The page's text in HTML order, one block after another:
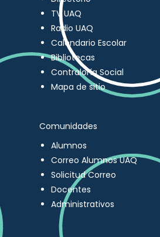
TV UAQ
Radio UAQ
Calendario Escolar
Bibliotecas
Contraloría Social
Mapa de sitio
Comunidades
Alumnos
Correo Alumnos UAQ
Solicitud Correo
Docentes
Administrativos